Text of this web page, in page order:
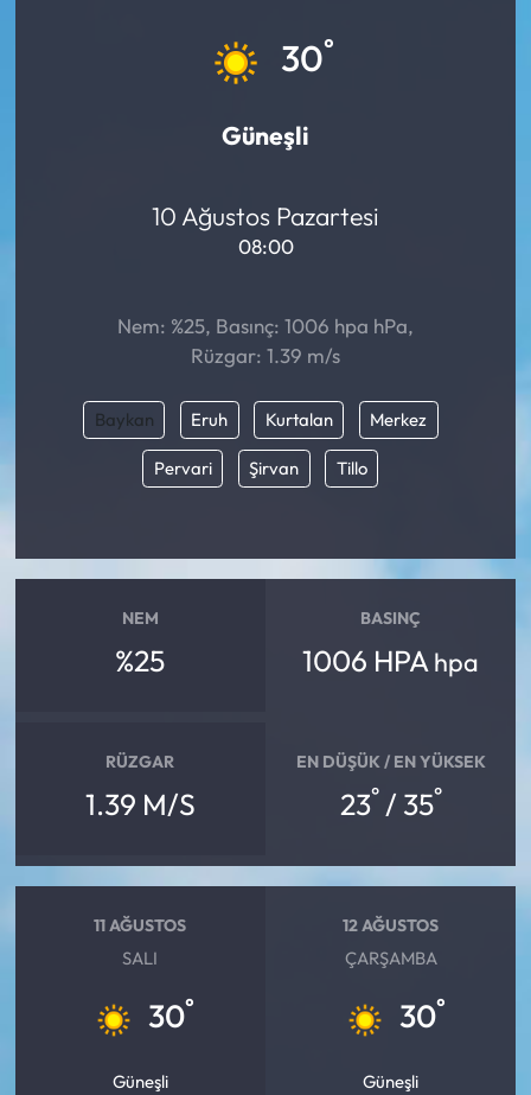
30°
Güneşli
10 Ağustos Pazartesi
08:00
Nem: %25, Basınç: 1006 hpa hPa,
Rüzgar: 1.39 m/s
Baykan Eruh Kurtalan Merkez
Pervari Şirvan Tillo
NEM
%25
BASINÇ
1006 HPA hpa
RÜZGAR
1.39 M/S
EN DÜŞÜK / EN YÜKSEK
23°/ 35°
11 AĞUSTOS
SALI
30°
Güneşli
12 AĞUSTOS
ÇARŞAMBA
30°
Güneşli
İskilip Haberleri
Kültür Sanat
Laçin Haberleri
Mecitözü Haberleri
Oğuzlar Haberleri
Osmancık Haberleri
Resmi İlan
Resmi Reklam
Sağlık
Siyaset